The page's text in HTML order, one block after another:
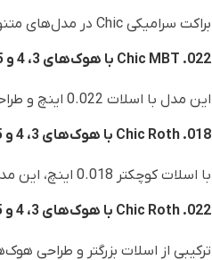
براکت سرامیکی Chic در مدل‌های متنوعی عرضه می‌شود که هرکدام ویژگی‌ها و کاربردهای خاص خود را دارند:
Chic MBT .022 با هوک‌های 3، 4 و 5
این مدل با اسلات 0.022 اینچ و طراحی هوک‌های متعدد، برای درمان‌های پیچیده و نیاز به کنترل دقیق حرکت دندان‌ها مناسب است.
Chic Roth .018 با هوک‌های 3، 4 و 5
با اسلات کوچکتر 0.018 اینچ، این مدل برای درمان‌هایی که نیاز به دقت بالا در حرکت دندان‌ها دارند، ایده‌آل است.
Chic Roth .022 با هوک‌های 3، 4 و 5
ترکیبی از اسلات بزرگتر و طراحی